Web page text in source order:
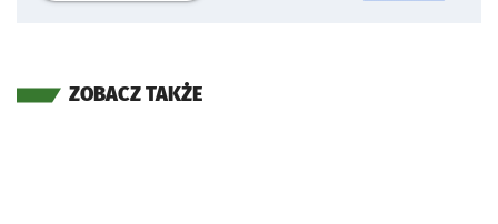
ZOBACZ TAKŻE